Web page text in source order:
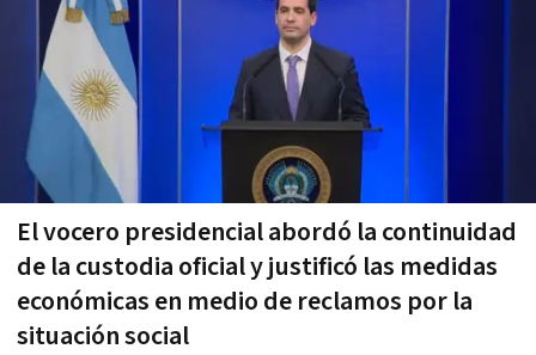
El vocero presidencial abordó la continuidad
de la custodia oficial y justificó las medidas
económicas en medio de reclamos por la
situación social